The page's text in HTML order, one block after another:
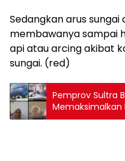
Sedangkan arus
membawanya sampai
api atau arcing akibat
sungai. (red)
Pemprov Sultra
Memaksimalkan
Wakatobi